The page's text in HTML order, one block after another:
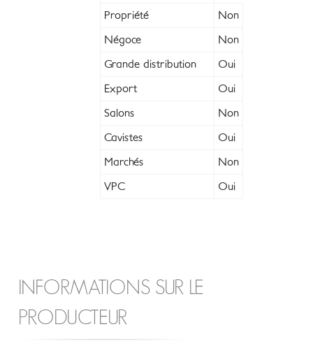
Propriété Non
Négoce Non
Grande distribution Oui
Export Oui
Salons Non
Cavistes Oui
Marchés Non
VPC Oui
INFORMATIONS SUR LE
PRODUCTEUR